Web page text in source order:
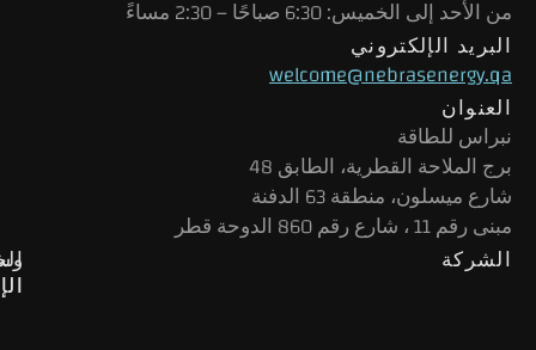
من الأحد إلى الخميس: 6:30 صباحًا – 2:30 مساءً
البريد الإلكتروني
welcome@nebrasenergy.qa
العنوان
نبراس للطاقة
برج الملاحة القطرية، الطابق 48
شارع ميسلون، منطقة 63 الدفنة
مبنى رقم 11 ، شارع رقم 860 الدوحة قطر
الشركة